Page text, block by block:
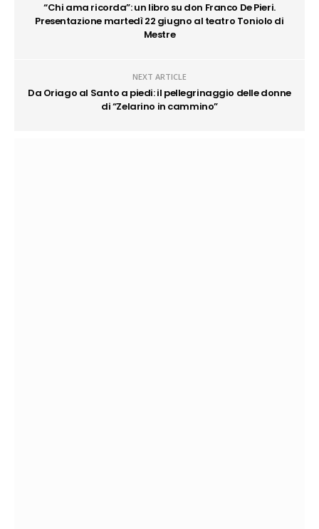
“Chi ama ricorda”: un libro su don Franco De Pieri.
Presentazione martedì 22 giugno al teatro Toniolo di
Mestre
NEXT ARTICLE
Da Oriago al Santo a piedi: il pellegrinaggio delle donne
di “Zelarino in cammino”